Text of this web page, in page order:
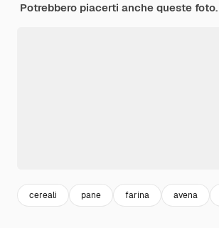
Potrebbero piacerti anche queste foto.
cereali pane farina avena